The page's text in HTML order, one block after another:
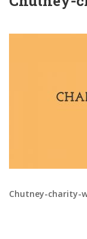
Chutney-charity-